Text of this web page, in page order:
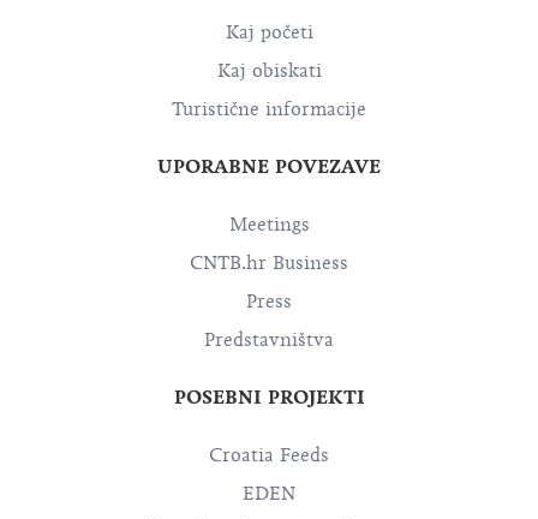
Kaj početi
Kaj obiskati
Turistične informacije
UPORABNE POVEZAVE
Meetings
CNTB.hr Business
Press
Predstavništva
POSEBNI PROJEKTI
Croatia Feeds
EDEN